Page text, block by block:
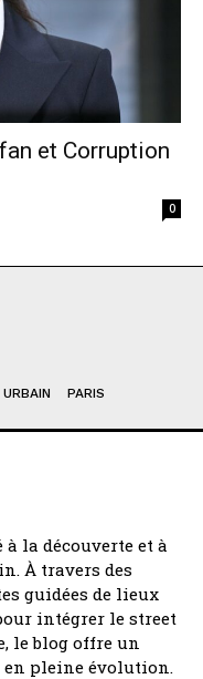
et Corruption
0
PARIS
la découverte et à
À travers des
guidées de lieux
intégrer le street
le blog offre un
pleine évolution.